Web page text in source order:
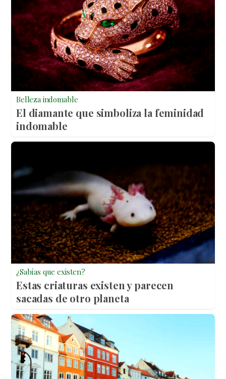
Belleza indomable
El diamante que simboliza la feminidad
indomable
¿Sabías que existen?
Estas criaturas existen y parecen
sacadas de otro planeta